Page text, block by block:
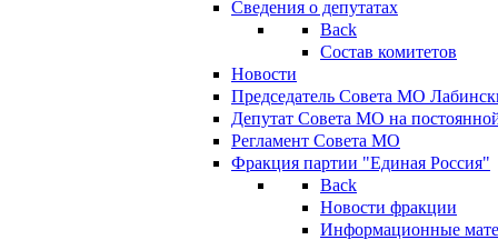
Сведения о депутатах
Back
Состав комитетов
Новости
Председатель Совета МО
Депутат Совета МО на
Регламент Совета МО
Фракция партии "Единая Россия"
Back
Новости фракции
Информационные